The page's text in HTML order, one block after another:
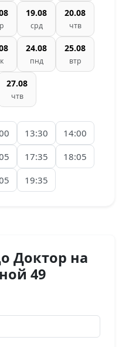
19.08
срд
20.08
чтв
24.08
пнд
25.08
втр
27.08
чтв
13:30
14:00
17:35
18:05
19:35
Доктор на
49